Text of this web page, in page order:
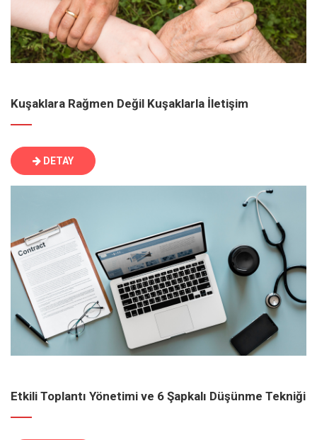
Kuşaklara Rağmen Değil Kuşaklarla İletişim
DETAY
Etkili Toplantı Yönetimi ve 6 Şapkalı Düşünme Tekniği